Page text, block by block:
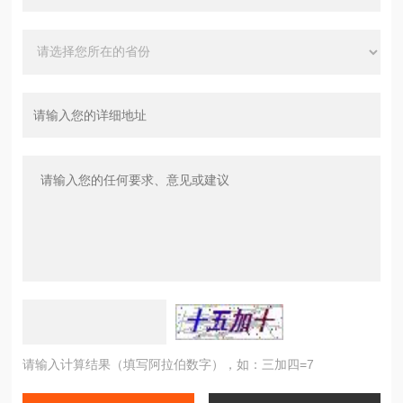
请输入计算结果（填写阿拉伯数字），如：三加四=7